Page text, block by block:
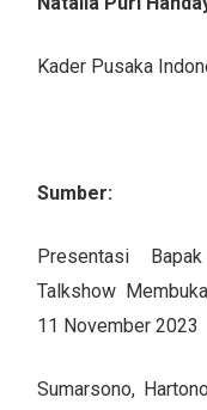
Kader Pusaka
Sumber:
Presentasi
Talkshow
11 November 2023
Sumarsono,